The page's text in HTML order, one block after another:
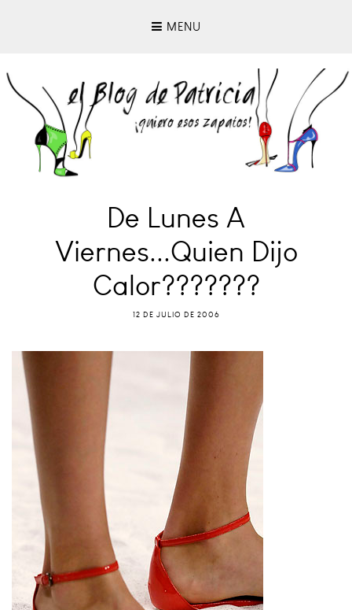
MENU
De Lunes A
Viernes...quien Dijo
Calor???????
12 DE JULIO DE 2006